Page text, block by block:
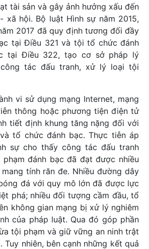
tài sản và gây ảnh hưởng xấu đến
xã hội. Bộ luật Hình sự năm 2015,
2017 đã quy định tương đối đầy
tại Điều 321 và tội tổ chức đánh
tại Điều 322, tạo cơ sở pháp lý
tác đấu tranh, xử lý loại tội
vi sử dụng mạng Internet, mạng
thông hoặc phương tiện điện tử
tiết định khung tăng nặng đối với
tổ chức đánh bạc. Thực tiễn áp
sự cho thấy công tác đấu tranh
đánh bạc đã đạt được nhiều
tính răn đe. Nhiều đường dây
đá với quy mô lớn đã được lực
phá; nhiều đối tượng cầm đầu, tổ
không gian mạng bị xử lý nghiêm
của pháp luật. Qua đó góp phần
tội phạm và giữ vững an ninh trật
nhiên, bên cạnh những kết quả